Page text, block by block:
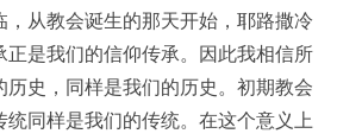
，从教会诞生的那天开始，耶路撒冷
正是我们的信仰传承。因此我相信所
历史，同样是我们的历史。初期教会
统同样是我们的传统。在这个意义上